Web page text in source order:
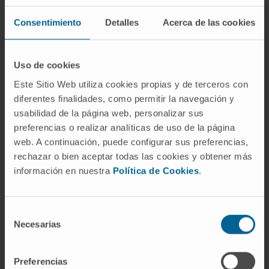
Consentimiento Detalles Acerca de las cookies
Uso de cookies
Este Sitio Web utiliza cookies propias y de terceros con
diferentes finalidades, como permitir la navegación y
usabilidad de la página web, personalizar sus
preferencias o realizar analíticas de uso de la página
web. A continuación, puede configurar sus preferencias,
rechazar o bien aceptar todas las cookies y obtener más
información en nuestra Política de Cookies.
Necesarias
Preferencias
VER PUBLICACIÓN EN PUBMED
Nuestros autores
Nerea Otegui García